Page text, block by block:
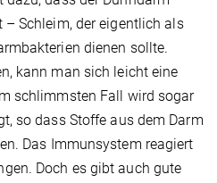
Schleim, der eigentlich als
dienen sollte.
kann man sich leicht eine
schlimmsten Fall wird sogar
so dass Stoffe aus dem Darm
Das Immunsystem reagiert
Doch es gibt auch gute